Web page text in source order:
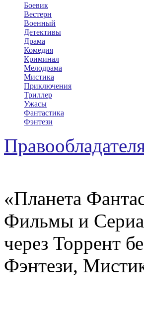
Боевик
Вестерн
Военный
Детективы
Драма
Комедия
Криминал
Мелодрама
Мистика
Приключения
Триллер
Ужасы
Фантастика
Фэнтези
«Планета
Фильмы и
через Торрент
Фэнтези,